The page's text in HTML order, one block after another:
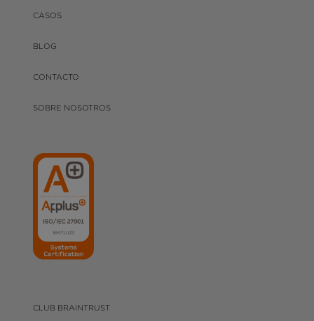
CASOS
BLOG
CONTACTO
SOBRE NOSOTROS
CLUB BRAINTRUST